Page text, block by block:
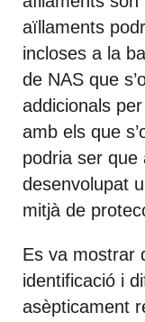
aïllaments
incloses a la
de NAS que
addicionals
amb els que
podria ser que
desenvolupat
mitjà de
Es va mostrar
identificació i
asèpticament